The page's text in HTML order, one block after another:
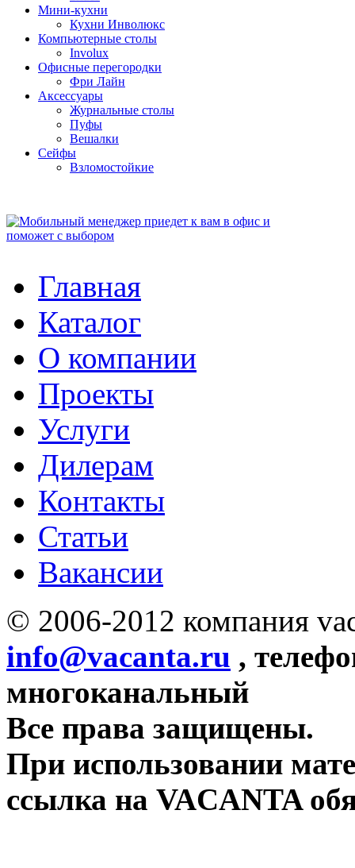
Мини-кухни
Кухни Инволюкс
Компьютерные столы
Involux
Офисные перегородки
Фри Лайн
Аксессуары
Журнальные столы
Пуфы
Bешалки
Сейфы
Взломостойкие
Главная
Каталог
О компании
Проекты
Услуги
Дилерам
Контакты
Статьи
Вакансии
© 2006-2012 компания
info@vacanta.ru ,
многоканальный
Все права защищены.
При использовании
ссылка на VACANTA